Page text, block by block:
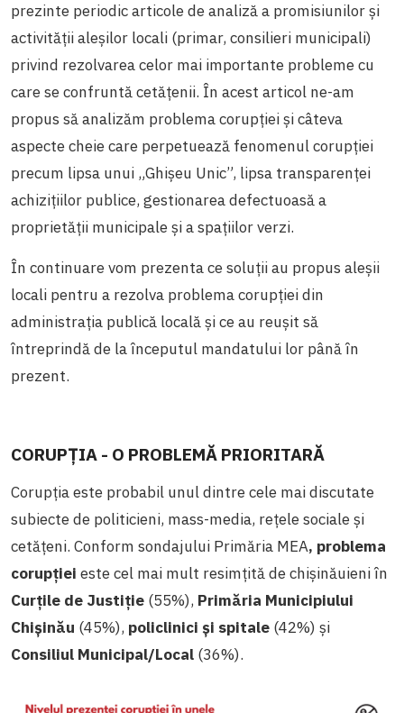
prezinte periodic articole de analiză a promisiunilor și
activității aleșilor locali (primar, consilieri municipali)
privind rezolvarea celor mai importante probleme cu
care se confruntă cetățenii. În acest articol ne-am
propus să analizăm problema corupției și câteva
aspecte cheie care perpetuează fenomenul corupției
precum lipsa unui „Ghișeu Unic”, lipsa transparenței
achizițiilor publice, gestionarea defectuoasă a
proprietății municipale și a spațiilor verzi.
În continuare vom prezentace soluții au propus aleșii
locali pentru a rezolva problema corupției din
administrația publică locală și ce au reușit să
întreprindă de la începutul mandatului lor până în
prezent.
CORUPȚIA - O PROBLEMĂ PRIORITARĂ
Corupția este probabil unul dintre cele mai discutate
subiecte de politicieni, mass-media, rețele sociale și
cetățeni. Conform sondajului Primăria MEA, problema
corupției este cel mai mult resimțită de chișinăuieni în
Curțile de Justiție (55%), Primăria Municipiului
Chișinău (45%), policlinici și spitale (42%) și
Consiliul Municipal/Local (36%).